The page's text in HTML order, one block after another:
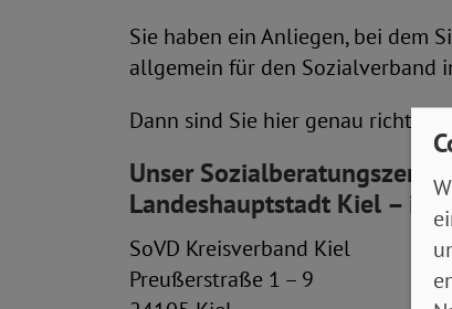
Sie haben ein Anliegen, bei dem
allgemein für den Sozialverband
Dann sind Sie hier genau richtig!
Unser
Landeshauptstadt Kiel – im
SoVD Kreisverband Kiel
Preußerstraße 1 – 9